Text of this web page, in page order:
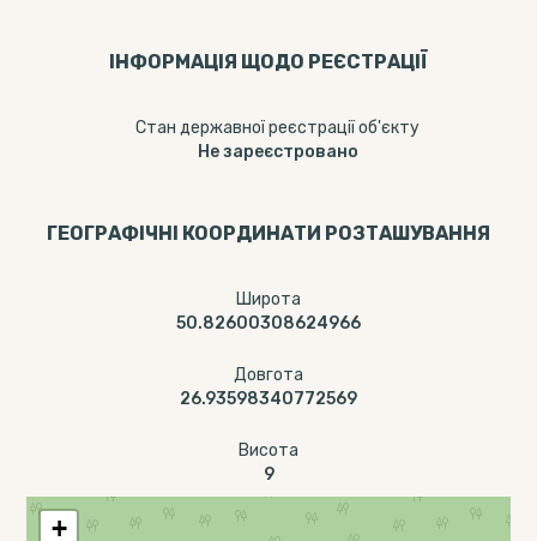
ІНФОРМАЦІЯ ЩОДО РЕЄСТРАЦІЇ
Стан державної реєстрації об'єкту
Не зареєстровано
ГЕОГРАФІЧНІ КООРДИНАТИ РОЗТАШУВАННЯ
Широта
50.82600308624966
Довгота
26.93598340772569
Висота
9
+